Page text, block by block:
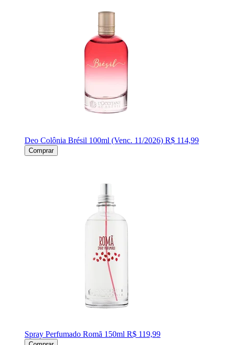
Deo Colônia Brésil 100ml (Venc. 11/2026) R$ 114,99
Comprar
Spray Perfumado Romã 150ml R$ 119,99